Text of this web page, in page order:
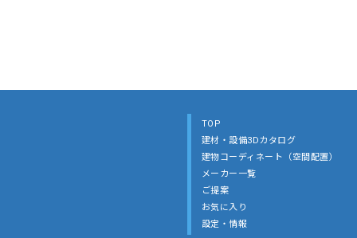
TOP
建材・設備3Dカタログ
建物コーディネート（空間配置）
メーカー一覧
ご提案
お気に入り
設定・情報